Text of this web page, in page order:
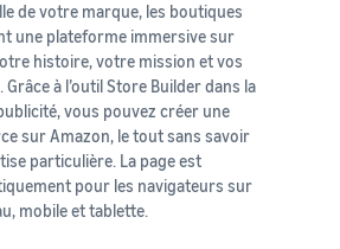
de votre marque, les boutiques
une plateforme immersive sur
histoire, votre mission et vos
à l’outil Store Builder dans la
vous pouvez créer une
sur Amazon, le tout sans savoir
particulière. La page est
pour les navigateurs sur
mobile et tablette.